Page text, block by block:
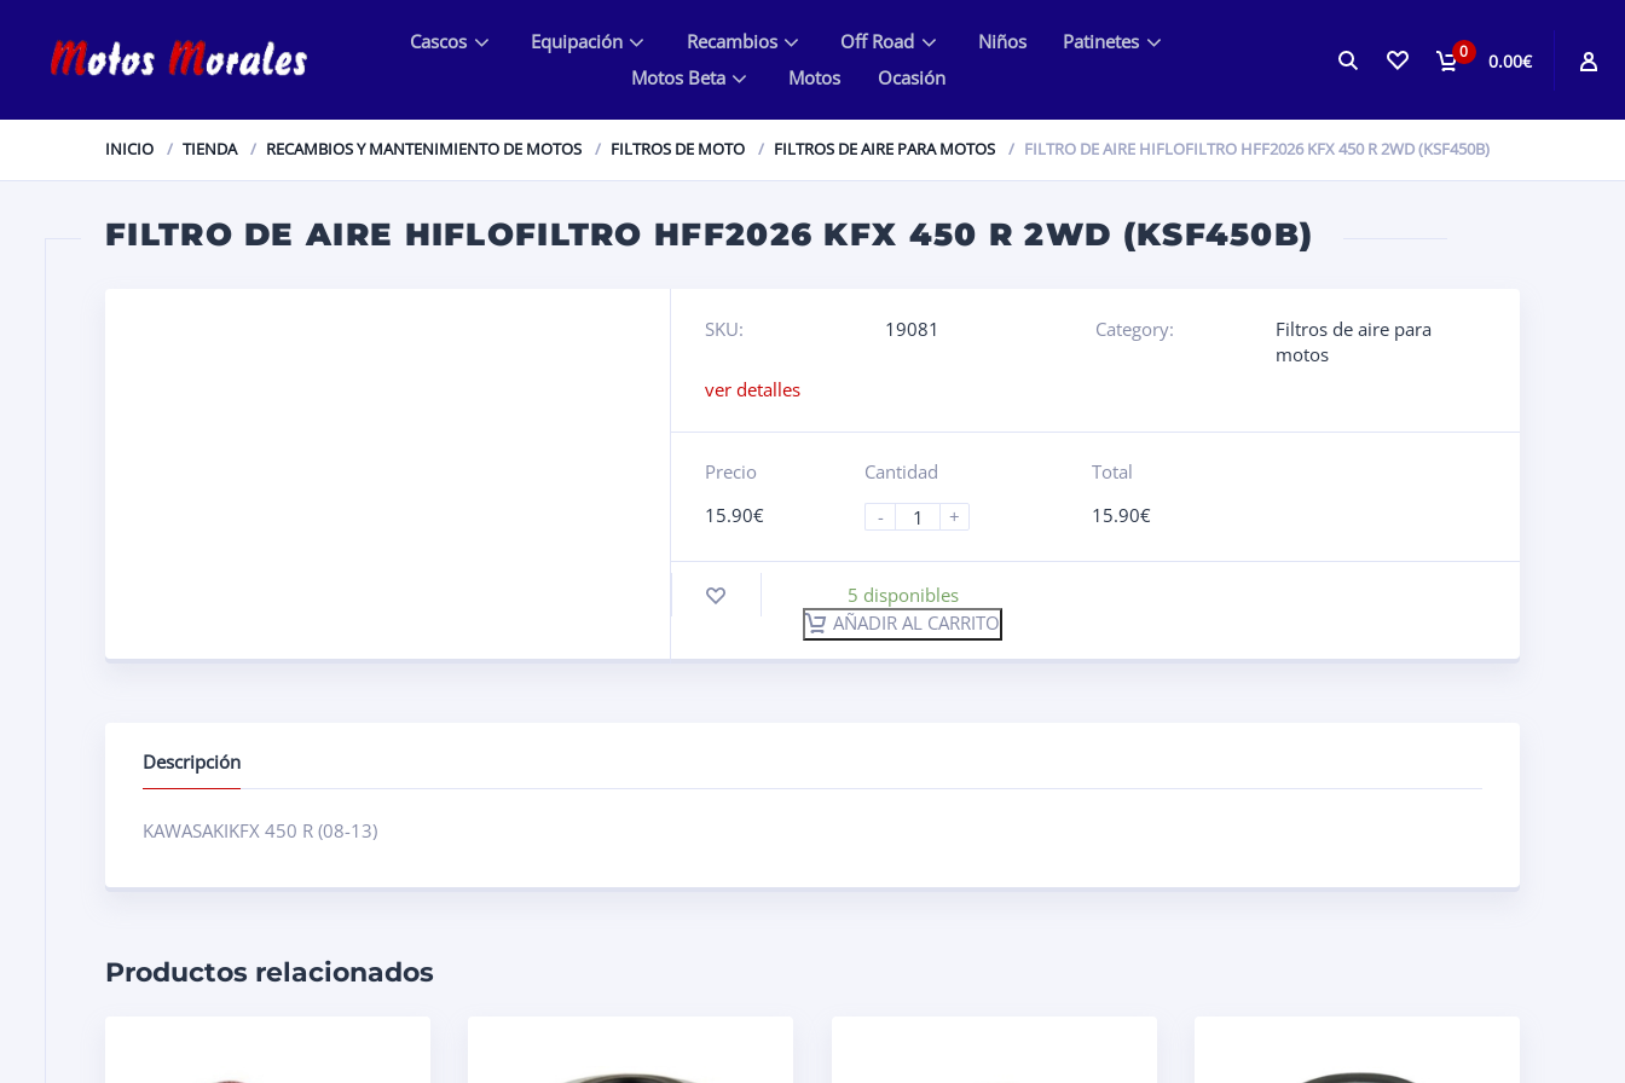
0 0.00€
Cascos Equipación Recambios Off Road Niños
Patinetes
Motos Beta
Motos Ocasión
INICIO TIENDA RECAMBIOS Y MANTENIMIENTO DE MOTOS FILTROS DE MOTO FILTROS DE AIRE PARA MOTOS FILTRO DE AIRE HIFLOFILTRO HFF2026 KFX 450 R 2WD (KSF450B)
FILTRO DE AIRE HIFLOFILTRO HFF2026 KFX 450 R 2WD (KSF450B)
SKU: 19081 Category:
Filtros de aire para
motos
ver detalles
Precio
15.90€
Cantidad
-
+
Total
15.90€
5 disponibles
AÑADIR AL CARRITO
Descripción
KAWASAKIKFX 450 R (08-13)
Productos relacionados